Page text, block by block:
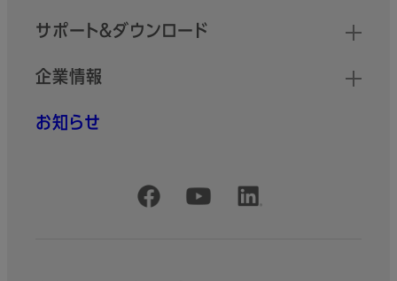
サポート＆ダウンロード
企業情報
お知らせ
公式SNSアカウント